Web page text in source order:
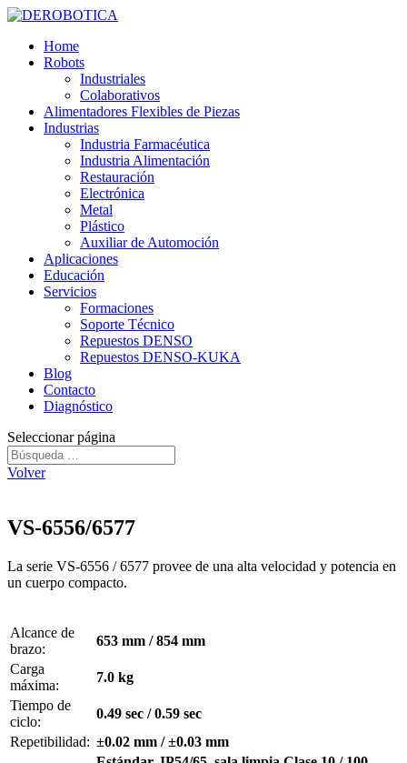
Home
Robots
Industriales
Colaborativos
Alimentadores Flexibles de Piezas
Industrias
Industria Farmacéutica
Industria Alimentación
Restauración
Electrónica
Metal
Plástico
Auxiliar de Automoción
Aplicaciones
Educación
Servicios
Formaciones
Soporte Técnico
Repuestos DENSO
Repuestos DENSO-KUKA
Blog
Contacto
Diagnóstico
Seleccionar página
Volver
VS-6556/6577
La serie VS-6556 / 6577 provee de una alta velocidad y potencia en
un cuerpo compacto.
Alcance de
brazo:
653 mm / 854 mm
Carga
máxima:
7.0 kg
Tiempo de
ciclo:
0.49 sec / 0.59 sec
Repetibilidad: ±0.02 mm / ±0.03 mm